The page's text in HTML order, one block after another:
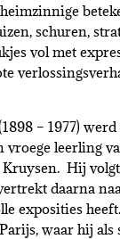
schuren,
vol met
– 1977)
vroege leerling
Hij
daarna
exposities
waar hij als